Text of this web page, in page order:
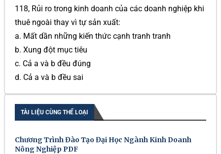
118, Rủi ro trong kinh doanh của các doanh nghiệp khi
thuê ngoài thay vì tự sản xuất:
a. Mất dần những kiến thức cạnh tranh tranh
b. Xung đột mục tiêu
c. Cả a và b đều đúng
d. Cả a và b đều sai
TÀI LIỆU CÙNG THỂ LOẠI
Chương Trình Đào Tạo Đại Học Ngành Kinh Doanh
Nông Nghiệp PDF